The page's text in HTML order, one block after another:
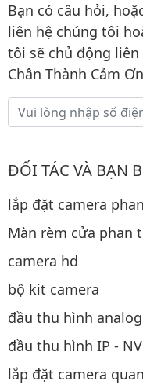
Bạn có câu hỏi,
liên hệ chúng tôi
tôi sẽ chủ động liên
Chân Thành Cảm
ĐỐI TÁC VÀ BẠN
lắp đặt camera
Màn rèm cửa phan
camera hd
bộ kit camera
đầu thu hình analog
đầu thu hình IP -
lắp đặt camera